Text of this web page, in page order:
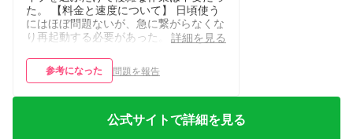
た。 【料金と速度について】 日頃使う
にはほぼ問題ないが、急に繋がらなくな
り再起動する必要があった。再起動する
間に１度あるかないかの不具合で、コス
パは良い印象だった。
詳細を見る
参考になった 問題を報告
公式サイトで詳細を見る